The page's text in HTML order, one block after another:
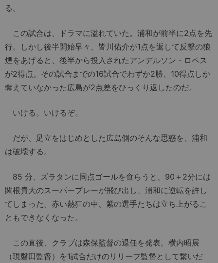
る。
この試合は、ドラマに溢れていた。浦和が前半に2点を先
行。しかし後半開始早々、皆川佑介が1点を返して反撃の狼
煙をあげると、後半から投入されたアンデルソン・ロペス
が2得点。その試合までの16試合でわずか2勝、10得点しか
奪えていなかった広島が2点差をひっくり返したのだ。
いける。いけるぞ。
だが、足立をはじめとした広島側のそんな思惑を、浦和
は破壊する。
85 分、ズラタンに同点ゴールを食らうと、90＋2分には
関根貴大のスーパープレーが飛び出し、浦和に逆転を許し
てしまった。赤い熱狂の中、紫の選手たちは立ち上がるこ
ともできなくなった。
この直後、クラブは森保監督の退任を発表。横内昭展
（現磐田監督）を1試合だけのリリーフ監督として繋いだ